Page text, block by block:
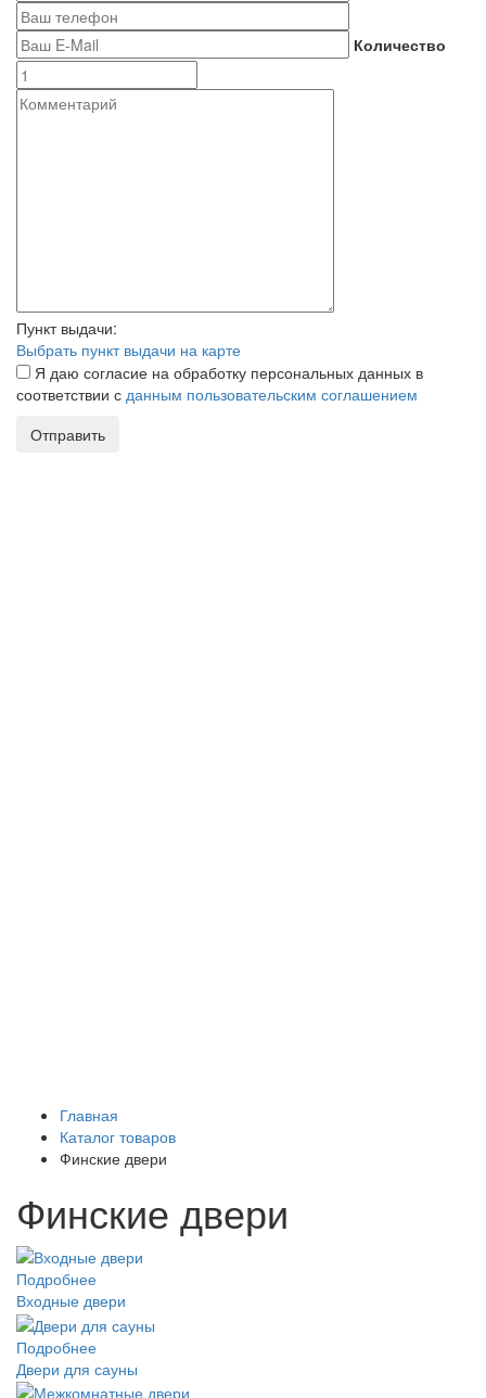
Количество
Пункт выдачи:
Выбрать пункт выдачи на карте
Я даю согласие на обработку персональных данных в
соответствии с данным пользовательским соглашением
Отправить
Главная
Каталог товаров
Финские двери
Финские двери
Подробнее
Входные двери
Подробнее
Двери для сауны